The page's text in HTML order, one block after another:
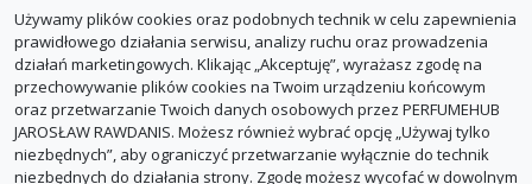
smyk.com
opinie 212.00 zł
Darmowa dostawa
0.00%
ZGŁOŚ BŁĄD
Używamy plików cookies oraz podobnych technik w celu zapewnienia
prawidłowego działania serwisu, analizy ruchu oraz prowadzenia
działań marketingowych. Klikając „Akceptuję”, wyrażasz zgodę na
przechowywanie plików cookies na Twoim urządzeniu końcowym
oraz przetwarzanie Twoich danych osobowych przez PERFUMEHUB
JAROSŁAW RAWDANIS. Możesz również wybrać opcję „Używaj tylko
niezbędnych”, aby ograniczyć przetwarzanie wyłącznie do technik
niezbędnych do działania strony. Zgodę możesz wycofać w dowolnym